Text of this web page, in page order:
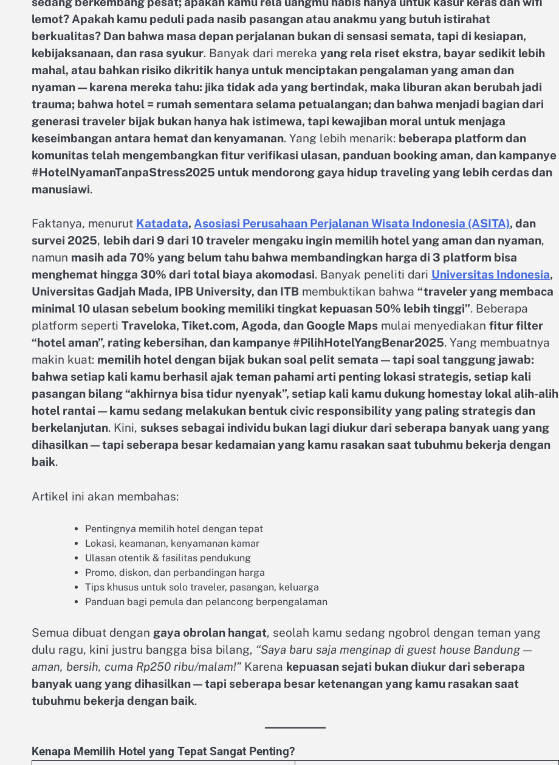
lemot? Apakah kamu peduli pada nasib pasangan atau anakmu yang butuh istirahat
berkualitas? Dan bahwa masa depan perjalanan bukan di sensasi semata, tapi di kesiapan,
kebijaksanaan, dan rasa syukur. Banyak dari mereka yang rela riset ekstra, bayar sedikit lebih
mahal, atau bahkan risiko dikritik hanya untuk menciptakan pengalaman yang aman dan
nyaman — karena mereka tahu: jika tidak ada yang bertindak, maka liburan akan berubah jadi
trauma; bahwa hotel = rumah sementara selama petualangan; dan bahwa menjadi bagian dari
generasi traveler bijak bukan hanya hak istimewa, tapi kewajiban moral untuk menjaga
keseimbangan antara hemat dan kenyamanan. Yang lebih menarik: beberapa platform dan
komunitas telah mengembangkan fitur verifikasi ulasan, panduan booking aman, dan kampanye
#HotelNyamanTanpaStress2025 untuk mendorong gaya hidup traveling yang lebih cerdas dan
manusiawi.
Faktanya, menurut Katadata, Asosiasi Perusahaan Perjalanan Wisata Indonesia (ASITA), dan
survei 2025, lebih dari 9 dari 10 traveler mengaku ingin memilih hotel yang aman dan nyaman,
namun masih ada 70% yang belum tahu bahwa membandingkan harga di 3 platform bisa
menghemat hingga 30% dari total biaya akomodasi. Banyak peneliti dari Universitas Indonesia,
Universitas Gadjah Mada, IPB University, dan ITB membuktikan bahwa “traveler yang membaca
minimal 10 ulasan sebelum booking memiliki tingkat kepuasan 50% lebih tinggi”. Beberapa
platform seperti Traveloka, Tiket.com, Agoda, dan Google Maps mulai menyediakan fitur filter
“hotel aman”, rating kebersihan, dan kampanye #PilihHotelYangBenar2025. Yang membuatnya
makin kuat: memilih hotel dengan bijak bukan soal pelit semata — tapi soal tanggung jawab:
bahwa setiap kali kamu berhasil ajak teman pahami arti penting lokasi strategis, setiap kali
pasangan bilang “akhirnya bisa tidur nyenyak”, setiap kali kamu dukung homestay lokal alih-alih
hotel rantai — kamu sedang melakukan bentuk civic responsibility yang paling strategis dan
berkelanjutan. Kini, sukses sebagai individu bukan lagi diukur dari seberapa banyak uang yang
dihasilkan — tapi seberapa besar kedamaian yang kamu rasakan saat tubuhmu bekerja dengan
baik.
Artikel ini akan membahas:
Pentingnya memilih hotel dengan tepat
Lokasi, keamanan, kenyamanan kamar
Ulasan otentik & fasilitas pendukung
Promo, diskon, dan perbandingan harga
Tips khusus untuk solo traveler, pasangan, keluarga
Panduan bagi pemula dan pelancong berpengalaman
Semua dibuat dengan gaya obrolan hangat, seolah kamu sedang ngobrol dengan teman yang
dulu ragu, kini justru bangga bisa bilang, “Saya baru saja menginap di guest house Bandung —
aman, bersih, cuma Rp250 ribu/malam!” Karena kepuasan sejati bukan diukur dari seberapa
banyak uang yang dihasilkan — tapi seberapa besar ketenangan yang kamu rasakan saat
tubuhmu bekerja dengan baik.
Kenapa Memilih Hotel yang Tepat Sangat Penting?